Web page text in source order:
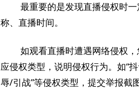
最重要的是发现直播侵权时
称、直播时间。
如观看直播时遭遇网络侵权
应侵权类型，说明侵权行为。如“
辱/引战”等侵权类型，提交举报截